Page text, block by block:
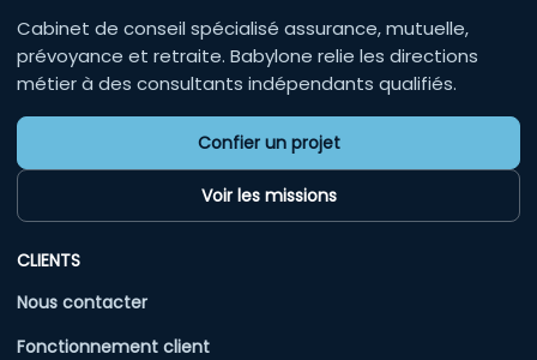
Cabinet de conseil spécialisé assurance, mutuelle,
prévoyance et retraite. Babylone relie les directions
métier à des consultants indépendants qualifiés.
Confier un projet
Voir les missions
CLIENTS
Nous contacter
Fonctionnement client